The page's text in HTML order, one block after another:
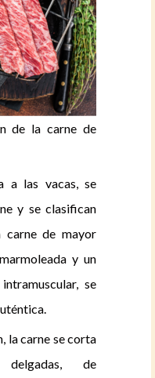
de la carne de
a las vacas, se
y se clasifican
carne de mayor
y un
se
la carne se corta
de